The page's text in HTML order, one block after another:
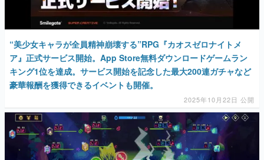
“美少女キャラが全員精神崩壊する”RPG『カオスゼロナイトメ
ア』正式サービス開始。App Store無料ダウンロードゲームラン
キング1位を達成。サービス開始を記念した最大200連ガチャなど
豪華報酬を獲得できるイベントも開催。
2025年10月22日 公開